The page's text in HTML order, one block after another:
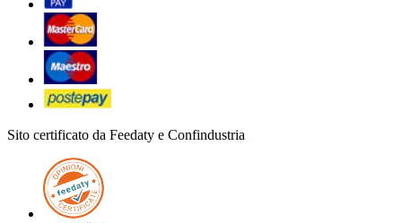
Sito certificato da Feedaty e Confindustria